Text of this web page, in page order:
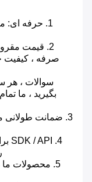
2. قیمت
سوالات ، هر
بگیرید ، ما